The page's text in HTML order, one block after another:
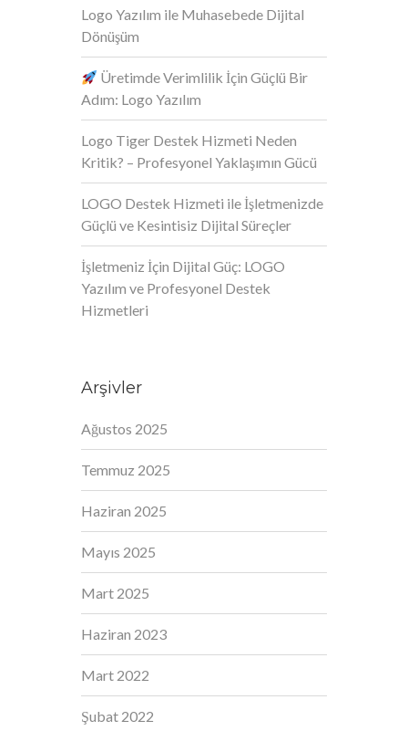
Logo Yazılım ile Muhasebede Dijital
Dönüşüm
Üretimde Verimlilik İçin Güçlü Bir
Adım: Logo Yazılım
Logo Tiger Destek Hizmeti Neden
Kritik? – Profesyonel Yaklaşımın Gücü
LOGO Destek Hizmeti ile İşletmenizde
Güçlü ve Kesintisiz Dijital Süreçler
İşletmeniz İçin Dijital Güç: LOGO
Yazılım ve Profesyonel Destek
Hizmetleri
Arşivler
Ağustos 2025
Temmuz 2025
Haziran 2025
Mayıs 2025
Mart 2025
Haziran 2023
Mart 2022
Şubat 2022